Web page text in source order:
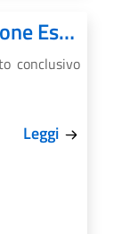
582. Consegna documentazione Esame di Stato conclusivo del I ciclo
conclusivo
Leggi